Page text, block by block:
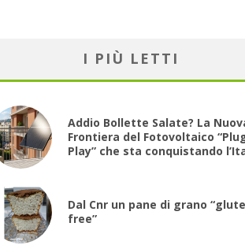
I PIÙ LETTI
Addio Bollette Salate? La
Frontiera del Fotovoltaico
Play” che sta conquistando
Dal Cnr un pane di grano
free”